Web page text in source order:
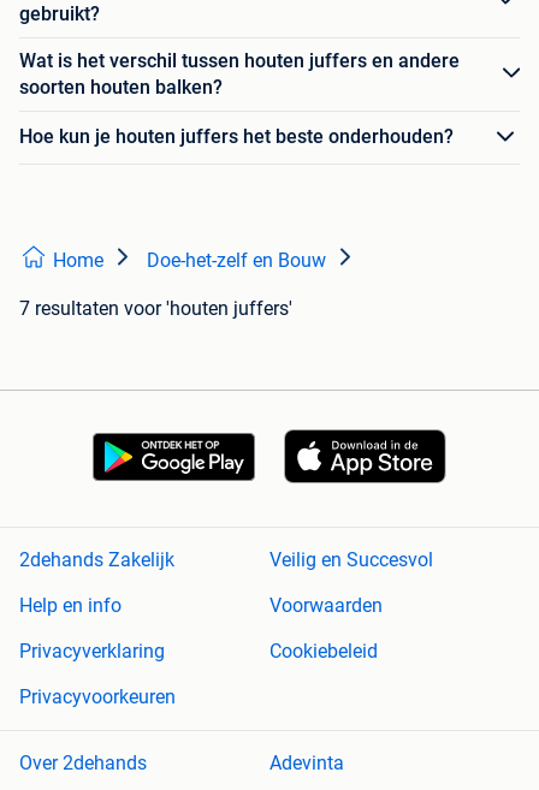
gebruikt?
Wat is het verschil tussen houten juffers en andere
soorten houten balken?
Hoe kun je houten juffers het beste onderhouden?
Home Doe-het-zelf en Bouw
7 resultaten voor 'houten juffers'
2dehands Zakelijk
Veilig en Succesvol
Help en info
Voorwaarden
Privacyverklaring
Cookiebeleid
Privacyvoorkeuren
Over 2dehands Adevinta